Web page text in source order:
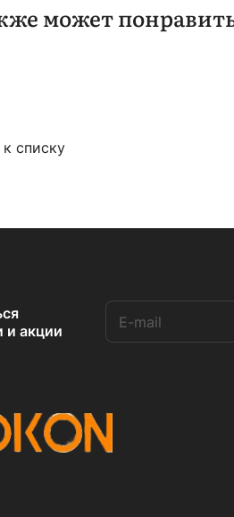
может
списку
и акции